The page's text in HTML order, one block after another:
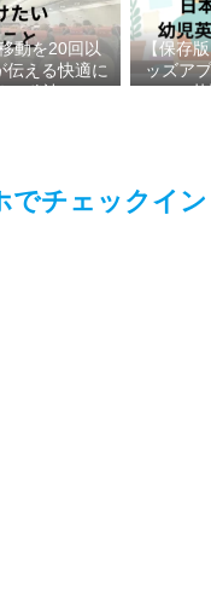
動を20回以
伝える快適に
の秘訣ᵕ̈*
【保存
ッズア
でチェックイン